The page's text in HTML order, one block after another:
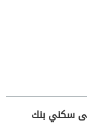
سكني بنك